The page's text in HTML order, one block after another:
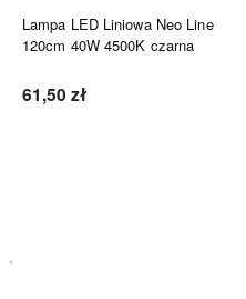
Lampa LED Liniowa Neo Line
120cm 40W 4500K czarna
61,50 zł